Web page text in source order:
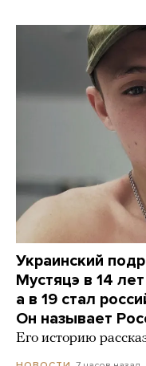
Украинский
Мустяцэ в 14
а в 19 стал
Он называет
Его историю